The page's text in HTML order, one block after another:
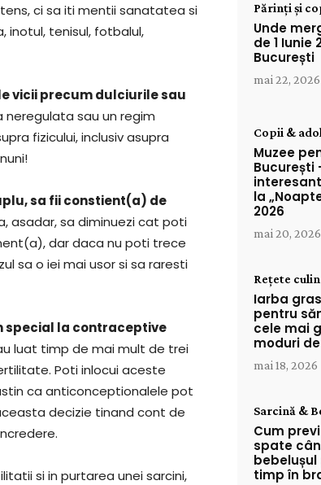
ci sa iti mentii sanatatea si
inotul, tenisul, fotbalul,
vicii precum dulciurile sau
neregulata sau un regim
fizicului, inclusiv asupra
sa fii constient(a) de
asadar, sa diminuezi cat poti
dar daca nu poti trece
sa o iei mai usor si sa raresti
special la contraceptive
luat timp de mai mult de trei
Poti inlocui aceste
ca anticonceptionalele pot
decizie tinand cont de
si in purtarea unei sarcini,
Părinți și
Unde
de 1 Iunie
București
mai 22, 2026
Copii &
Muzee
București
la
2026
mai 20, 2026
Rețete
Iarba
pentru
cele mai
moduri
mai 18, 2026
Sarcină &
Cum
spate
timp în